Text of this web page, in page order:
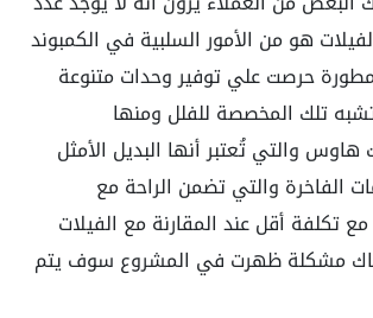
هو من الأمور السلبية في الكمبوند
حرصت علي توفير وحدات متنوعة
تلك المخصصة للفلل ومنها
هاوس والتي تُعتبر أنها البديل الأمثل
الفاخرة والتي تضمن الراحة مع
مع تكلفة أقل عند المقارنة مع الفيلات
مشكلة ظهرت في المشروع سوف يتم